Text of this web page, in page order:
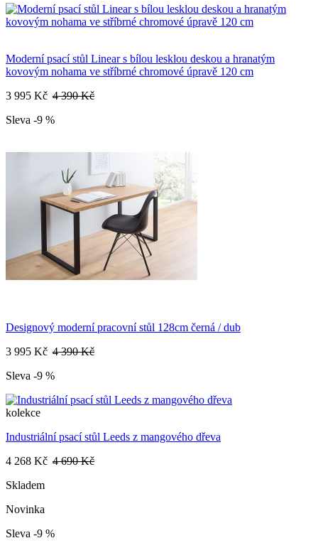
Moderní psací stůl Linear s bílou lesklou deskou a hranatým
kovovým nohama ve stříbrné chromové úpravě 120 cm
3 995 Kč 4 390 Kč
Sleva -9 %
Designový moderní pracovní stůl 128cm černá / dub
3 995 Kč 4 390 Kč
Sleva -9 %
kolekce
Industriální psací stůl Leeds z mangového dřeva
4 268 Kč 4 690 Kč
Skladem
Novinka
Sleva -9 %